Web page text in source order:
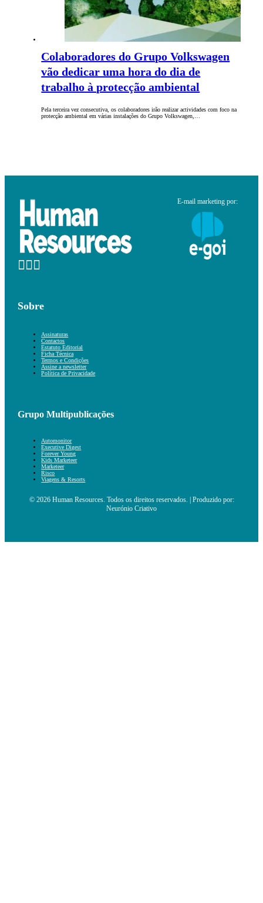
Colaboradores do Grupo Volkswagen
vão dedicar uma hora do dia de
trabalho à protecção ambiental
Pela terceira vez consecutiva, os colaboradores irão realizar actividades com foco na
protecção ambiental em várias instalações do Grupo Volkswagen,…
E-mail marketing por:
Sobre
Assinaturas
Contactos
Estatuto Editorial
Ficha Técnica
Termos e Condições
Assine a newsletter
Política de Privacidade
Grupo Multipublicações
Automonitor
Executive Digest
Forever Young
Kids Marketeer
Marketeer
Risco
Viagens & Resorts
© 2026 Human Resources. Todos os direitos reservados. | Produzido por:
Neurónio Criativo